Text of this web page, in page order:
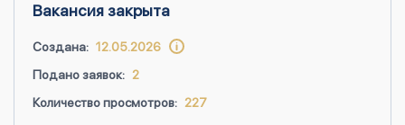
Вакансия закрыта
Создана: 12.05.2026
Подано заявок: 2
Количество просмотров: 227